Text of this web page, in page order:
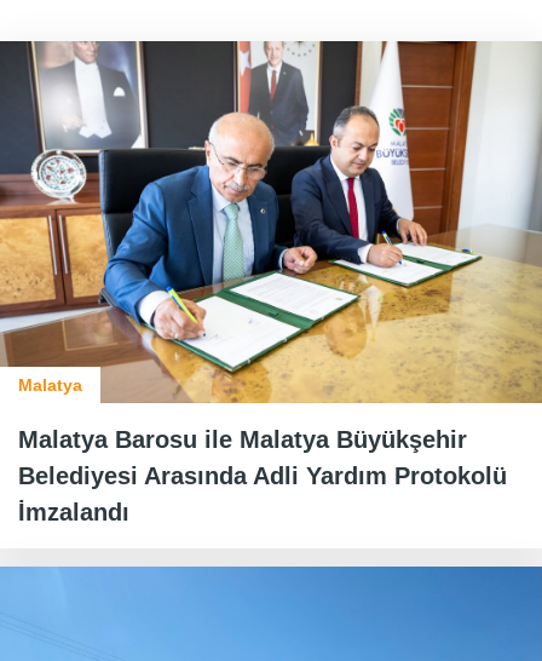
Malatya
Malatya Barosu ile Malatya Büyükşehir
Belediyesi Arasında Adli Yardım Protokolü
İmzalandı